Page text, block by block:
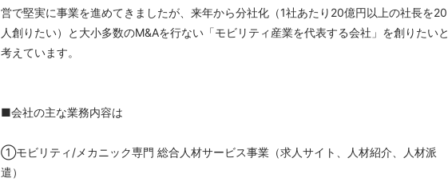
営で堅実に事業を進めてきましたが、来年から分社化（1社あたり20億円以上の社長を20
人創りたい）と大小多数のM&Aを行ない「モビリティ産業を代表する会社」を創りたいと
考えています。
■会社の主な業務内容は
①モビリティ/メカニック専門 総合人材サービス事業（求人サイト、人材紹介、人材派
遣）